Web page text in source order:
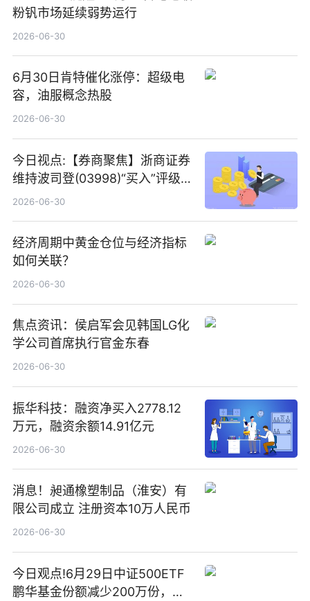
粉钒市场延续弱势运行
2026-06-30
6月30日肯特催化涨停：超级电
容，油服概念热股
2026-06-30
今日视点:【券商聚焦】浙商证券
维持波司登(03998)“买入”评级
指其业绩高质量稳增长
2026-06-30
经济周期中黄金仓位与经济指标
如何关联？
2026-06-30
焦点资讯：侯启军会见韩国LG化
学公司首席执行官金东春
2026-06-30
振华科技：融资净买入2778.12
万元，融资余额14.91亿元
2026-06-30
消息！昶通橡塑制品（淮安）有
限公司成立 注册资本10万人民币
2026-06-30
今日观点!6月29日中证500ETF
鹏华基金份额减少200万份，重